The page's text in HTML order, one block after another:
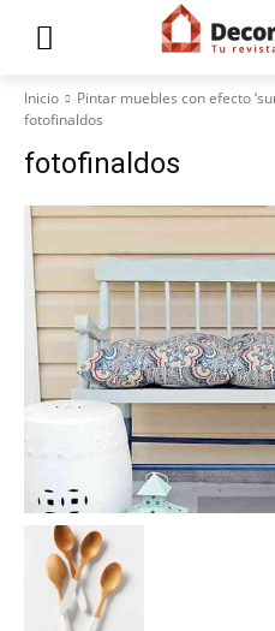
Inicio
Pintar muebles con efecto
fotofinaldos
fotofinaldos